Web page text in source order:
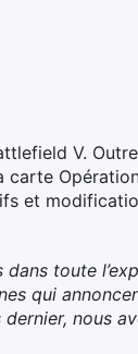
V.
carte
et
toute
qui
nous